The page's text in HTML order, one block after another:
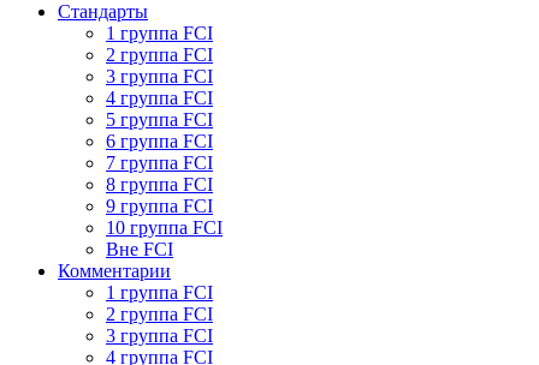
Стандарты
1 группа FCI
2 группа FCI
3 группа FCI
4 группа FCI
5 группа FCI
6 группа FCI
7 группа FCI
8 группа FCI
9 группа FCI
10 группа FCI
Вне FCI
Комментарии
1 группа FCI
2 группа FCI
3 группа FCI
4 группа FCI